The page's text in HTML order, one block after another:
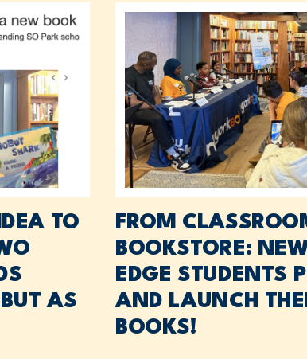
TO
AS
FROM
BOOKSTORE:
EDGE STUDENTS
AND LAUNCH
BOOKS!